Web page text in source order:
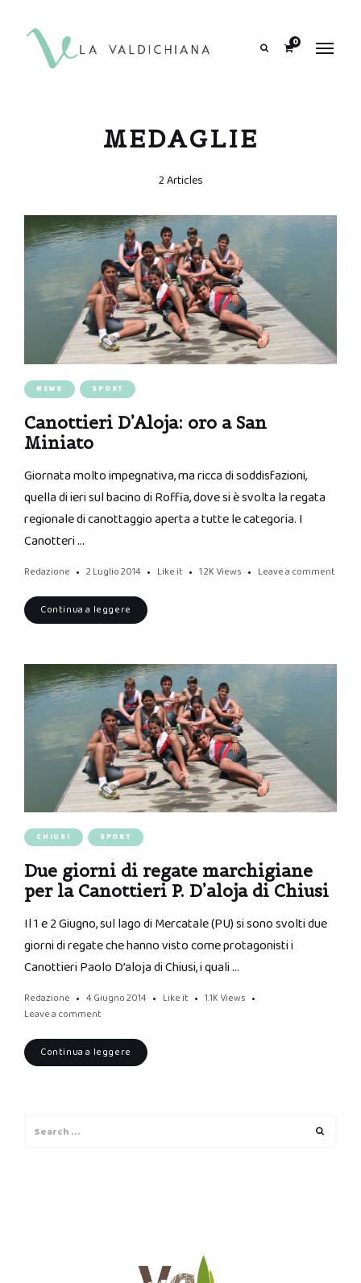
0
MEDAGLIE
2 Articles
NEWS SPORT
Canottieri D’Aloja: oro a San
Miniato
Giornata molto impegnativa, ma ricca di soddisfazioni,
quella di ieri sul bacino di Roffia, dove si è svolta la regata
regionale di canottaggio aperta a tutte le categoria. I
Canotteri …
Redazione 2 Luglio 2014 Like it 1.2K Views Leave a comment
Continua a leggere
CHIUSI SPORT
Due giorni di regate marchigiane
per la Canottieri P. D’aloja di Chiusi
Il 1 e 2 Giugno, sul lago di Mercatale (PU) si sono svolti due
giorni di regate che hanno visto come protagonisti i
Canottieri Paolo D’aloja di Chiusi, i quali …
Redazione 4 Giugno 2014 Like it 1.1K Views
Leave a comment
Continua a leggere
for: